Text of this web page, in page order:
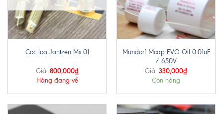
Cọc loa Jantzen Ms 01
Giá: 800,000₫
Hàng đang về
Mundorf Mcap EVO Oil 0.01uF
/ 650V
Giá: 330,000₫
Còn hàng